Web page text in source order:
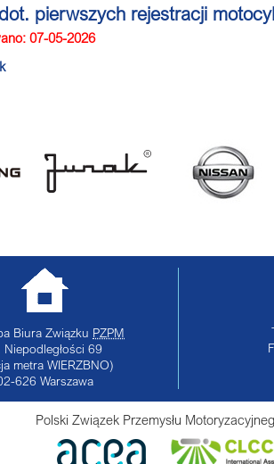
pierwszych rejestracji
07-05-2026
Biura Związku PZPM
Niepodległości 69
metra WIERZBNO)
626 Warszawa
Polski Związek Przemysłu